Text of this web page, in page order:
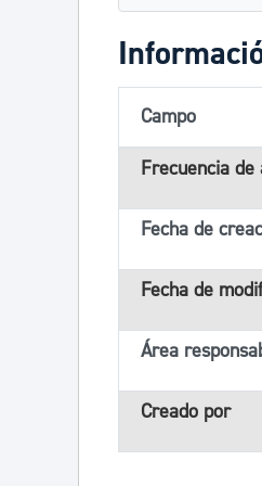
Campo
Frecuencia
Fecha de
Fecha de
Área
Creado por